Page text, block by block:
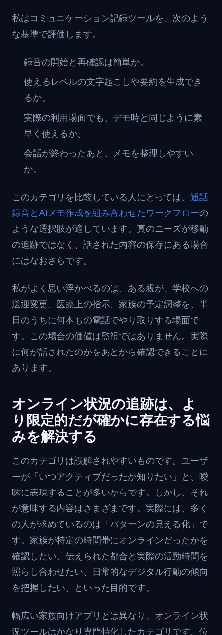
私はコミュニケーション記録ツールを、次のよう
な基準で評価します。
録音の開始と再確認は簡単か。
使えるレベルの文字起こしや要約を生成でき
るか。
実際の利用場面でも、デモ時と同じように素
早く使えるか。
会話が終わったあと、メモを整理しやすい
か。
このカテゴリを比較している人にとっては、 通話
録音とAIメモ作成を組み合わせたワークフローの
ような選択肢が適しています。真のニーズが移動
の追跡ではなく、話された内容の保存にある場合
にはなおさらです。
私がよく思い浮かべるのは、ある親が、学校への
送迎変更、医療上の指示、家族の予定調整を、半
日のうちに何本もの電話でやり取りする場面で
す。この場合の価値は監視ではありません。実際
に何が話されたのかをあとから確認できることに
あります。
オンライン状況の追跡は、よ
り限定的だが確かに存在する悩
みを解決する
このカテゴリは誤解されやすいものです。ユーザ
ーが「いつアクティブだったか知りたい」と、曖
昧に表現することが多いからです。しかし、それ
が意味する内容はさまざまです。実際には、多く
の人が求めているのは「パターンの見える化」で
す。家族が特定の時間帯にオンラインだったかを
確認したい、伝えられた都合と実際の活動時間を
照らし合わせたい、日常的なデジタル行動の傾向
を把握したい、といった目的です。
幅広い家族向けアプリとは異なり、オンライン状
況ツールはかなり専門特化したカテゴリです。位